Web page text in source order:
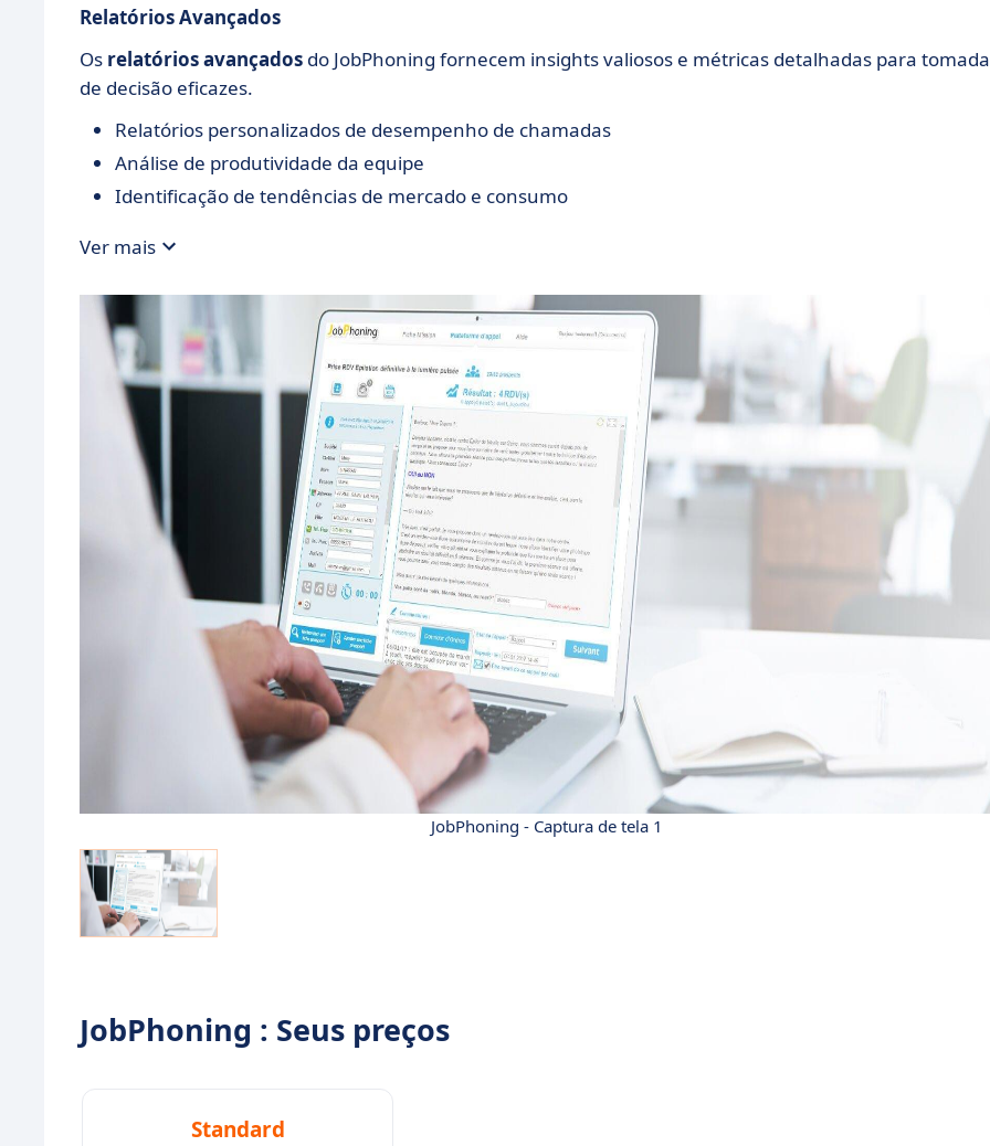
Relatórios Avançados
Os relatórios avançados do JobPhoning fornecem insights valiosos e métricas detalhadas para
de decisão eficazes.
Relatórios personalizados de desempenho de chamadas
Análise de produtividade da equipe
Identificação de tendências de mercado e consumo
Ver mais
JobPhoning - Captura de tela 1
JobPhoning : Seus preços
Standard